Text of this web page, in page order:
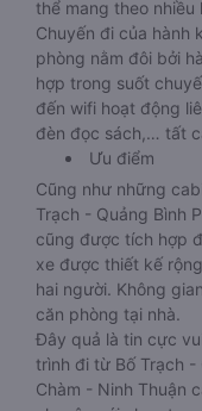
thể mang theo nhiều
Chuyến đi của hành
phòng nằm đôi bởi
hợp trong suốt
đến wifi hoạt động
đèn đọc sách,… tất
Ưu điểm
Cũng như những
Trạch - Quảng Bình
cũng được tích hợp
xe được thiết kế
hai người. Không
căn phòng tại nhà.
Đây quả là tin cực
trình đi từ Bố Trạch -
Chàm - Ninh Thuận